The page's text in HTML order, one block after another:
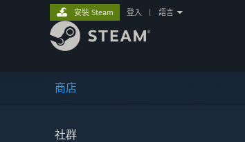
商店
社群
安裝 Steam 登入 語言